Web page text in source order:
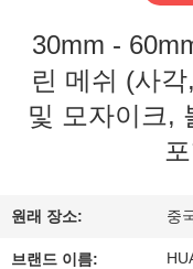
여
공
장
30mm -
린 메쉬 (사
및 모자이크,
원래 장소: 중
브랜드 이름: